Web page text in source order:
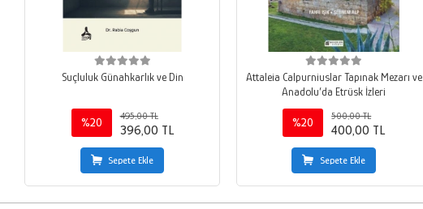
Suçluluk Günahkarlık ve Din
%20
495,00 TL
396,00 TL
Sepete Ekle
Attaleia Calpurniuslar Tapınak Mezarı ve
Anadolu’da Etrüsk İzleri
%20
500,00 TL
400,00 TL
Sepete Ekle